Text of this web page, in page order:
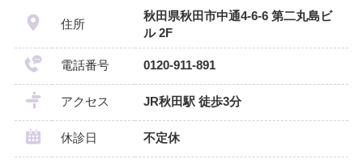
住所
秋田県秋田市中通4-6-6 第二丸島ビ
ル 2F
電話番号 0120-911-891
アクセス JR秋田駅 徒歩3分
休診日 不定休